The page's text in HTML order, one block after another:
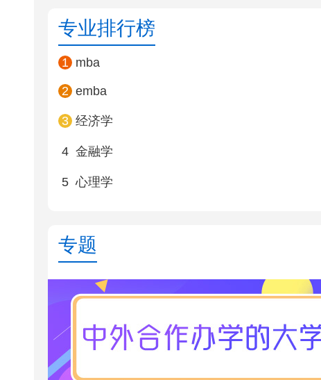
专业排行榜
1 mba
2 emba
3 经济学
4 金融学
5 心理学
专题